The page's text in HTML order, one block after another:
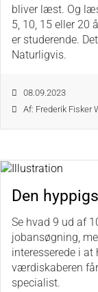
bliver læst. Og
5, 10, 15 eller 20
er studerende.
Naturligvis.
08.09.2023
Af: Frederik
Den
Se hvad 9 ud af
jobansøgning,
interesserede i
værdiskaberen
specialist.